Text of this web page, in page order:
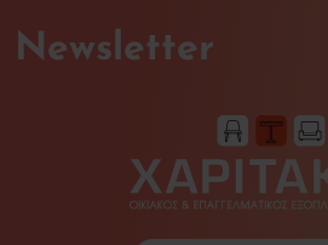
Newsletter